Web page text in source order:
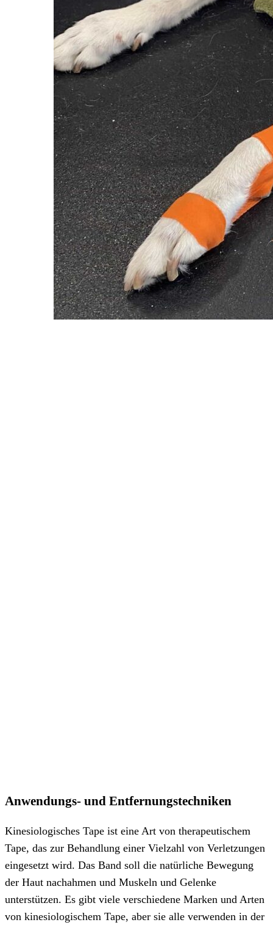
Anwendungs- und Entfernungstechniken
Kinesiologisches Tape ist eine Art von therapeutischem
Tape, das zur Behandlung einer Vielzahl von Verletzungen
eingesetzt wird. Das Band soll die natürliche Bewegung
der Haut nachahmen und Muskeln und Gelenke
unterstützen. Es gibt viele verschiedene Marken und Arten
von kinesiologischem Tape, aber sie alle verwenden in der